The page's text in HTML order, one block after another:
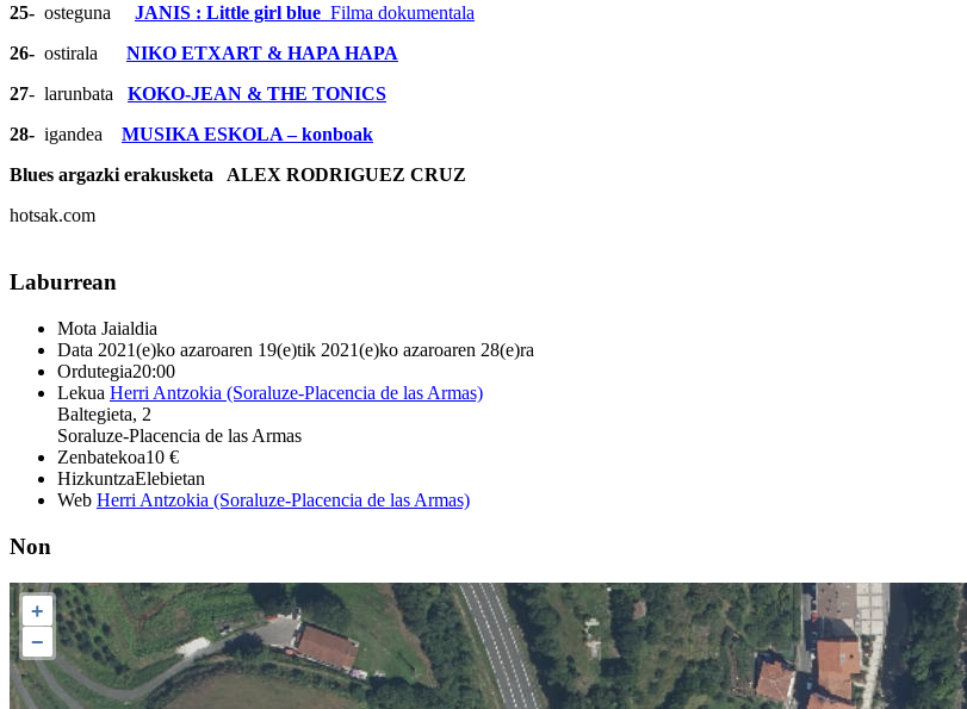
25- osteguna JANIS : Little girl blue Filma dokumentala
26- ostirala NIKO ETXART & HAPA HAPA
27- larunbata KOKO-JEAN & THE TONICS
28- igandea MUSIKA ESKOLA – konboak
Blues argazki erakusketa ALEX RODRIGUEZ CRUZ
hotsak.com
Laburrean
Mota Jaialdia
Data 2021(e)ko azaroaren 19(e)tik 2021(e)ko azaroaren 28(e)ra
Ordutegia20:00
Lekua Herri Antzokia (Soraluze-Placencia de las Armas)
Baltegieta, 2
Soraluze-Placencia de las Armas
Zenbatekoa10 €
HizkuntzaElebietan
Web Herri Antzokia (Soraluze-Placencia de las Armas)
Non
+
−